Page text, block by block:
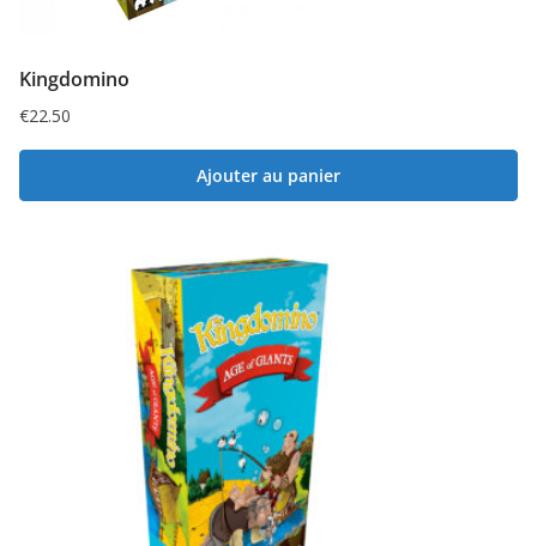
Kingdomino
€22.50
Ajouter au panier